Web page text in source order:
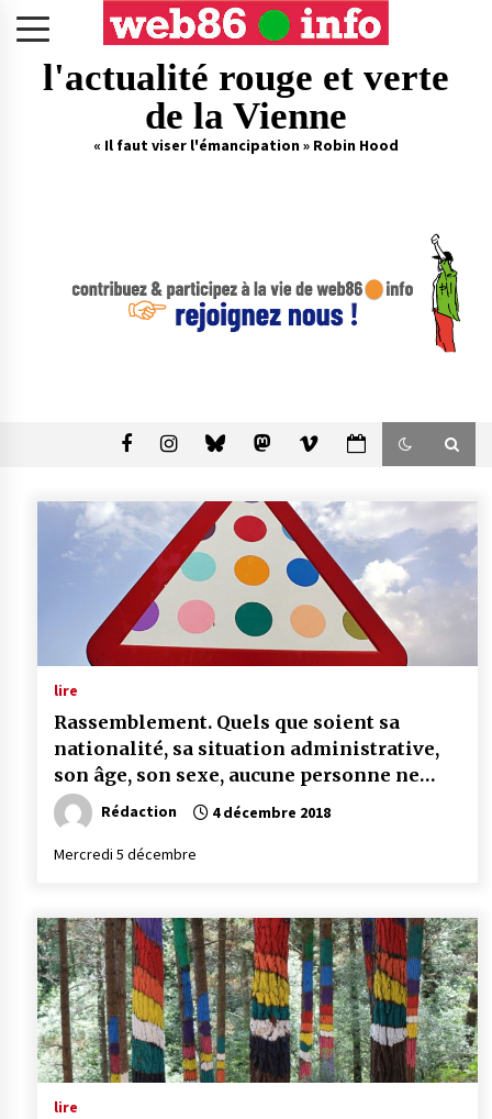
l'actualité rouge et verte
de la Vienne
« Il faut viser l'émancipation » Robin Hood
lire
Rassemblement. Quels que soient sa
nationalité, sa situation administrative,
son âge, son sexe, aucune personne ne
doit se retrouver à la rue
Rédaction 4 décembre 2018
Mercredi 5 décembre
lire